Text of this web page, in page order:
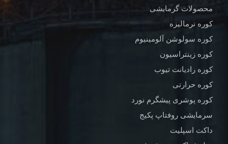
محصولات گرمایشی
کوره نرمالیزه
کوره سولوشن آلومینیوم
کوره زینتراسیون
کوره رادیانت تیوب
کوره حرارتی
کوره پوشری پیشگرم نورد
سرمایشی روفتاپ پکیج
داکت اسپلیت